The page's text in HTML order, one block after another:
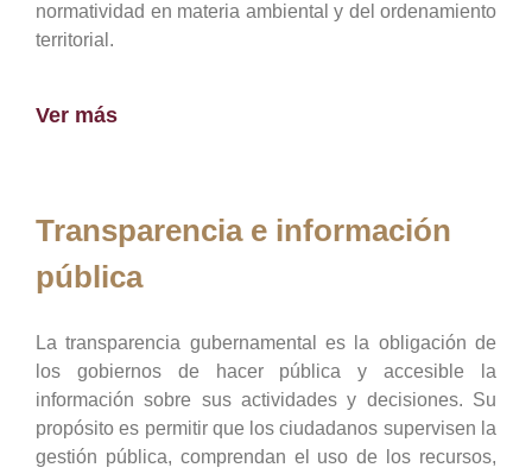
normatividad en materia ambiental y del ordenamiento
territorial.
Ver más
Transparencia e información
pública
La transparencia gubernamental es la obligación de
los gobiernos de hacer pública y accesible la
información sobre sus actividades y decisiones. Su
propósito es permitir que los ciudadanos supervisen la
gestión pública, comprendan el uso de los recursos,